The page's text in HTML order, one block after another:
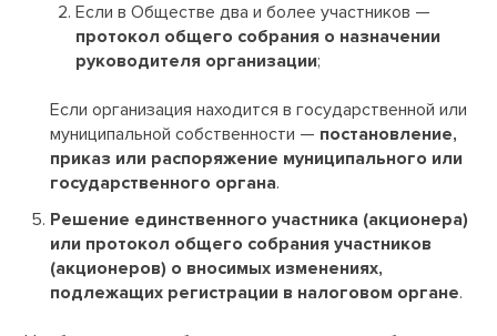
Если в Обществе два и более участников —
протокол общего собрания о назначении
руководителя организации;
Если организация находится в государственной или
муниципальной собственности — постановление,
приказ или распоряжение муниципального или
государственного органа.
Решение единственного участника (акционера)
или протокол общего собрания участников
(акционеров) о вносимых изменениях,
подлежащих регистрации в налоговом органе.